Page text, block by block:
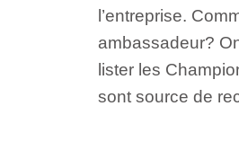
l’entreprise.
ambassadeur?
lister les
sont source de